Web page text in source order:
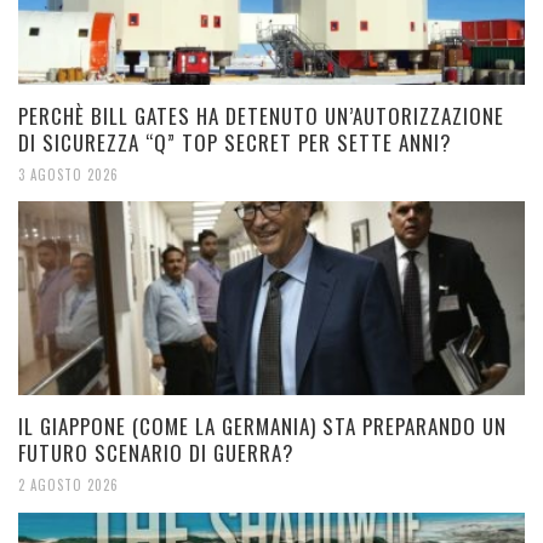
PERCHÈ BILL GATES HA DETENUTO UN’AUTORIZZAZIONE
DI SICUREZZA “Q” TOP SECRET PER SETTE ANNI?
3 AGOSTO 2026
IL GIAPPONE (COME LA GERMANIA) STA PREPARANDO UN
FUTURO SCENARIO DI GUERRA?
2 AGOSTO 2026